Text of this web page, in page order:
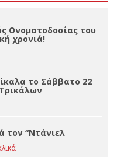
Ονοματοδοσίας του
χρονιά!
το Σάββατο 22